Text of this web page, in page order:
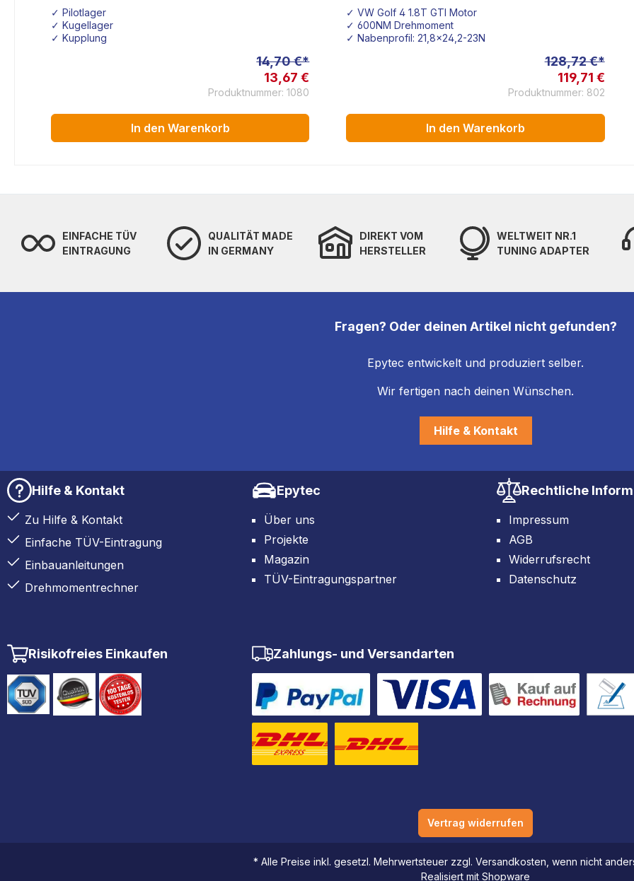
✓ Pilotlager
✓ Kugellager
✓ Kupplung
14,70 €*
13,67 €
Produktnummer: 1080
In den Warenkorb
✓ VW Golf 4 1.8T GTI Motor
✓ 600NM Drehmoment
✓ Nabenprofil: 21,8x24,2-23N
128,72 €*
119,71 €
Produktnummer: 802
In den Warenkorb
EINFACHE TÜV
EINTRAGUNG
QUALITÄT MADE
IN GERMANY
DIREKT VOM
HERSTELLER
WELTWEIT NR.1
TUNING ADAPTER
Fragen? Oder deinen Artikel nicht gefunden?
Epytec entwickelt und produziert selber.
Wir fertigen nach deinen Wünschen.
Hilfe & Kontakt
Hilfe & Kontakt
Zu Hilfe & Kontakt
Einfache TÜV-Eintragung
Einbauanleitungen
Drehmomentrechner
Epytec
Über uns
Projekte
Magazin
TÜV-Eintragungspartner
Rechtliche
Impressum
AGB
Widerrufsrecht
Datenschutz
Risikofreies Einkaufen Zahlungs- und Versandarten
Vertrag widerrufen
* Alle Preise inkl. gesetzl. Mehrwertsteuer zzgl. Versandkosten, wenn nicht
Realisiert mit Shopware